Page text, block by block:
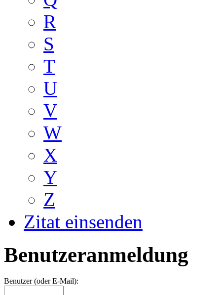
R
S
T
U
V
W
X
Y
Z
Zitat einsenden
Benutzeranmeldung
Benutzer (oder E-Mail):